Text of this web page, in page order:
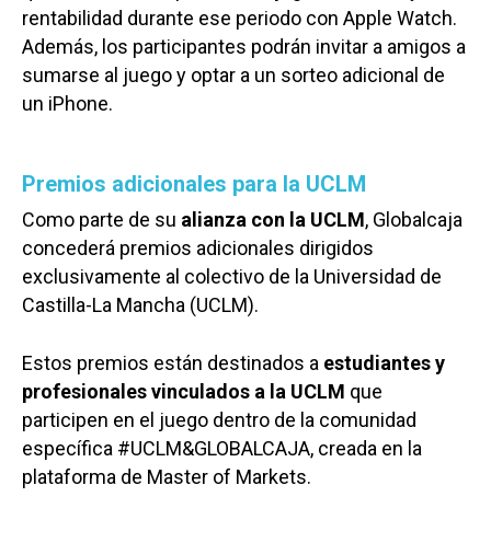
rentabilidad durante ese periodo con Apple Watch.
Además, los participantes podrán invitar a amigos a
sumarse al juego y optar a un sorteo adicional de
un iPhone.
Premios adicionales para la UCLM
Como parte de su alianza con la UCLM, Globalcaja
concederá premios adicionales dirigidos
exclusivamente al colectivo de la Universidad de
Castilla-La Mancha (UCLM).
Estos premios están destinados a estudiantes y
profesionales vinculados a la UCLM que
participen en el juego dentro de la comunidad
específica #UCLM&GLOBALCAJA, creada en la
plataforma de Master of Markets.